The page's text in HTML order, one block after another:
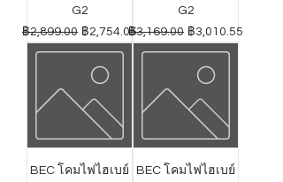
G2
ราคาปกติ
฿2,899.00 ราคาขายลด
฿2,754.05
G2
ราคาปกติ
฿3,169.00 ราคาขายลด
฿3,010.55
BEC โคมไฟไฮเบย์
BEC โคมไฟไฮเบย์